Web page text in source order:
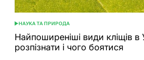
ОПУБЛІКУВАТИ
У
НАУКА ТА ПРИРОДА
Найпоширеніші види кліщів в
розпізнати і чого боятися